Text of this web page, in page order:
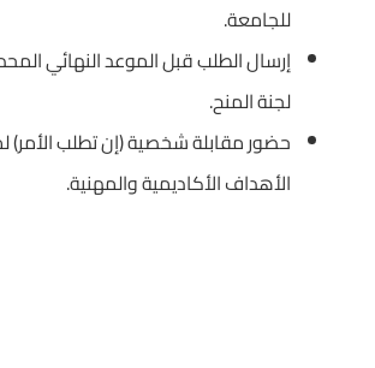
للجامعة.
إرسال الطلب قبل الموعد النهائي
لجنة المنح.
حضور مقابلة شخصية (إن تطلب الأمر)
الأهداف الأكاديمية والمهنية.